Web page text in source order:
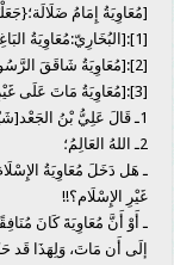
[مُعَاوِيَةُ إِمَامُ
[1]:[البُخَارِيّ:مُعَاوِيَةُ البَاغِي إمَامُ ضَلَالَةٍ يَدْعُو إِلَى النَّارِ]
[2]:[مُعَاوِيَةُ شَاقَقَ الرَّسُولَ(ص)..{نُوَلِّهِ مَا تَوَلَّى وَنُصْلِهِ جَهَنَّمَ}]
[3]:[مُعَاوِيَةُ مَاتَ عَلَى غَيْرِ الإِسْلَام]:
1ـ قَالَ عَلِيُّ بْنُ الجَعْد[شَيْخُ البُخَارِيّ]:{مَاتَ وَاللهِ مُعَاوِيَةُ عَلَى غَيْرِ الإسْلَام}…
2ـ اللهُ العَالِمُ؛
ـ هَل دَخَلَ مُعَاوِيَةُ
غَيْرِ الإِسْلَام؟!!
ـ أَوْ أَنَّ مُعَاوِيَةَ كَانَ
إلَى أَن مَاتَ، وَلِهَذَا قَد